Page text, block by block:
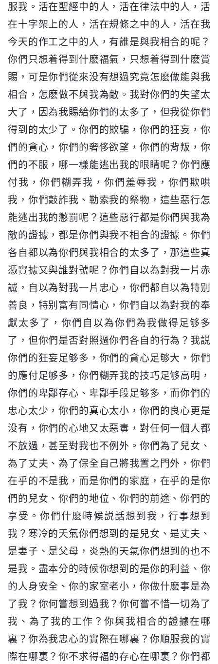
服我。活在聖經中的人，活在律法中的人，活
在十字架上的人，活在規條之中的人，活在我
今天的作工之中的人，有誰是與我相合的呢？
你們只想着得到什麽福氣，只想着得到什麽賞
賜，可是你們從來没有想過究竟怎麽做能與我
相合，怎麽做不與我為敵。我對你們的失望太
大了，因為我賜給你們的太多了，但我從你們
得到的太少了。你們的欺騙，你們的狂妄，你
們的貪心，你們的奢侈欲望，你們的背叛，你
們的不服，哪一樣能逃出我的眼睛呢？你們應
付我，你們糊弄我，你們羞辱我，你們欺哄
我，你們敲詐我、勒索我的祭物，這些惡行怎
能逃出我的懲罰呢？這些惡行都是你們與我為
敵的證據，都是你們與我不相合的證據。你們
各自都以為你們與我相合的太多了，那這些真
憑實據又與誰對號呢？你們自以為對我一片赤
誠，自以為對我一片忠心，你們都自以為特别
善良，特别富有同情心，你們自以為對我的奉
獻太多了，你們自以為你們為我做得足够多
了，但你們是否對照過你們各自的行為？我説
你們的狂妄足够多，你們的貪心足够大，你們
的應付足够多，你們糊弄我的技巧足够高明，
你們的卑鄙存心、卑鄙手段足够多，而你們的
忠心太少，你們的真心太小，你們的良心更是
没有，你們的心地又太惡毒，對任何一個人都
不放過，甚至對我也不例外。你們為了兒女、
為了丈夫、為了保全自己將我置之門外，你們
在乎的不是我，而是你們的家庭，在乎的是你
們的兒女、你們的地位、你們的前途、你們的
享受。你們什麽時候説話想到我，行事想到
我？寒冷的天氣你們想到的是兒女、是丈夫、
是妻子、是父母，炎熱的天氣你們想到的也不
是我。盡本分的時候你想到的是你的利益、你
的人身安全、你的家室老小，你做什麽事是為
了我？你何嘗想到過我？你何嘗不惜一切為了
我、為了我的工作？你與我相合的證據在哪
裏？你為我忠心的實際在哪裏？你順服我的實
際在哪裏？你不求得福的存心在哪裏？你們都